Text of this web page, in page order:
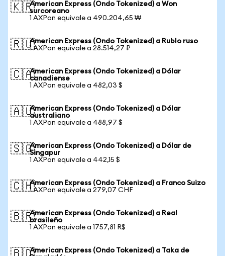
🇰🇷American Express (Ondo Tokenized) a Won
surcoreano
1 AXPon equivale a 490.204,65 ₩
🇷🇺American Express (Ondo Tokenized) a Rublo ruso
1 AXPon equivale a 28.514,27 ₽
🇨🇦American Express (Ondo Tokenized) a Dólar
canadiense
1 AXPon equivale a 482,03 $
🇦🇺American Express (Ondo Tokenized) a Dólar
australiano
1 AXPon equivale a 488,97 $
🇸🇬American Express (Ondo Tokenized) a Dólar de
Singapur
1 AXPon equivale a 442,15 $
🇨🇭American Express (Ondo Tokenized) a Franco Suizo
1 AXPon equivale a 279,07 CHF
🇧🇷American Express (Ondo Tokenized) a Real
brasileño
1 AXPon equivale a 1757,81 R$
American Express (Ondo Tokenized) a Taka de